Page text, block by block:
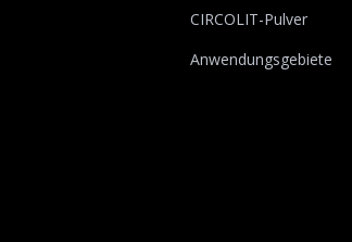
CIRCOLIT-Pulver
Anwendungsgebiete